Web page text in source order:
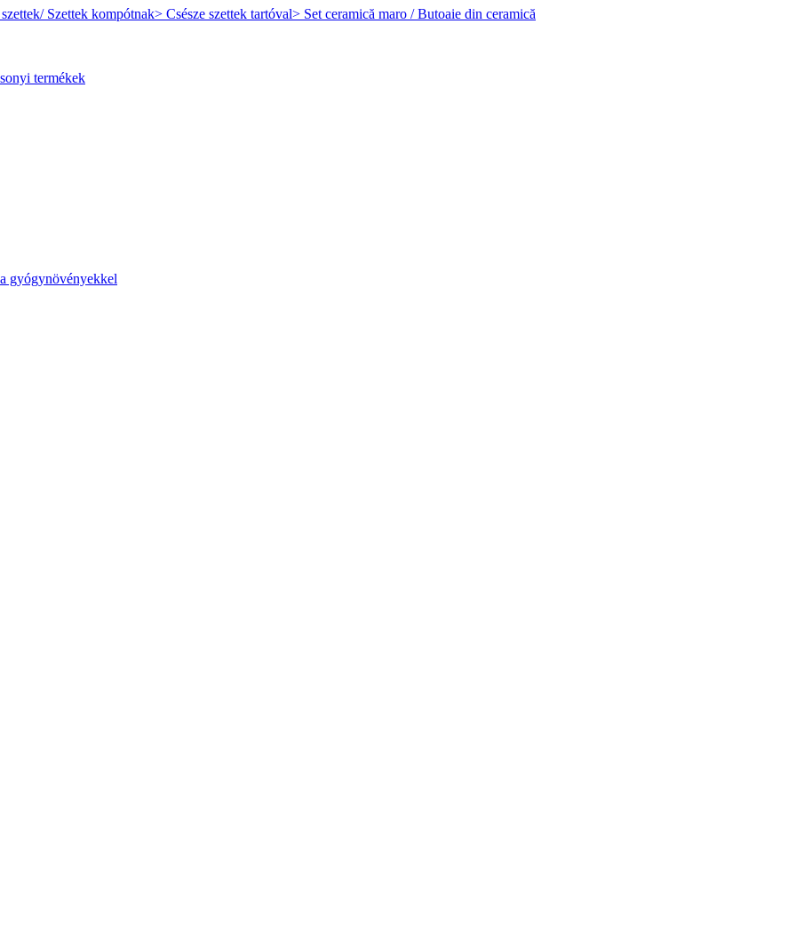
Szettek kompótnak> Csésze szettek tartóval> Set ceramică maro / Butoaie din ceramică
termékek
gyógynövényekkel